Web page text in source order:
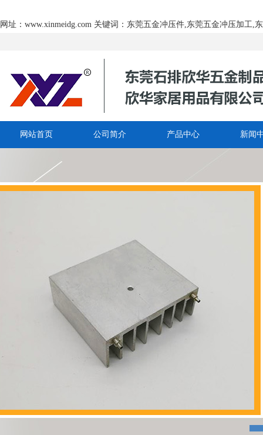
网址：www.xinmeidg.com 关键词：东莞五金冲压件,东莞五金冲压加工
网站首页 公司简介 产品中心 新闻